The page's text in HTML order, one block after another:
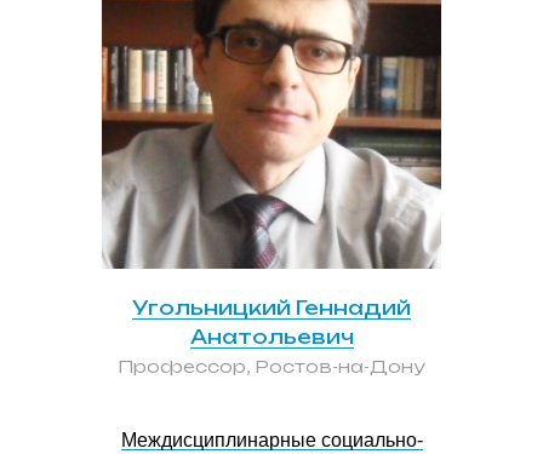
Угольницкий Геннадий
Анатольевич
Профессор, Ростов-на-Дону
Междисциплинарные социально-